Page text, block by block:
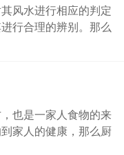
风水进行相应的判定
行合理的辨别。那么
也是一家人食物的来
家人的健康，那么厨